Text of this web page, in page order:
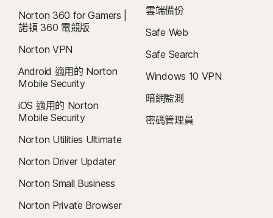
Norton 360 for Gamers |
諾頓 360 電競版
Norton VPN
Android 適用的 Norton
Mobile Security
iOS 適用的 Norton
Mobile Security
Norton Utilities Ultimate
Norton Driver Updater
Norton Small Business
Norton Private Browser
雲端備份
Safe Web
Safe Search
Windows 10 VPN
暗網監測
密碼管理員